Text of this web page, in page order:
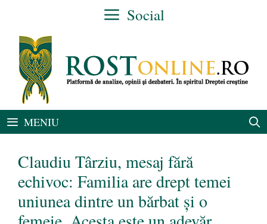
conținut
Social
MENIU
Claudiu Târziu, mesaj fără
echivoc: Familia are drept temei
uniunea dintre un bărbat și o